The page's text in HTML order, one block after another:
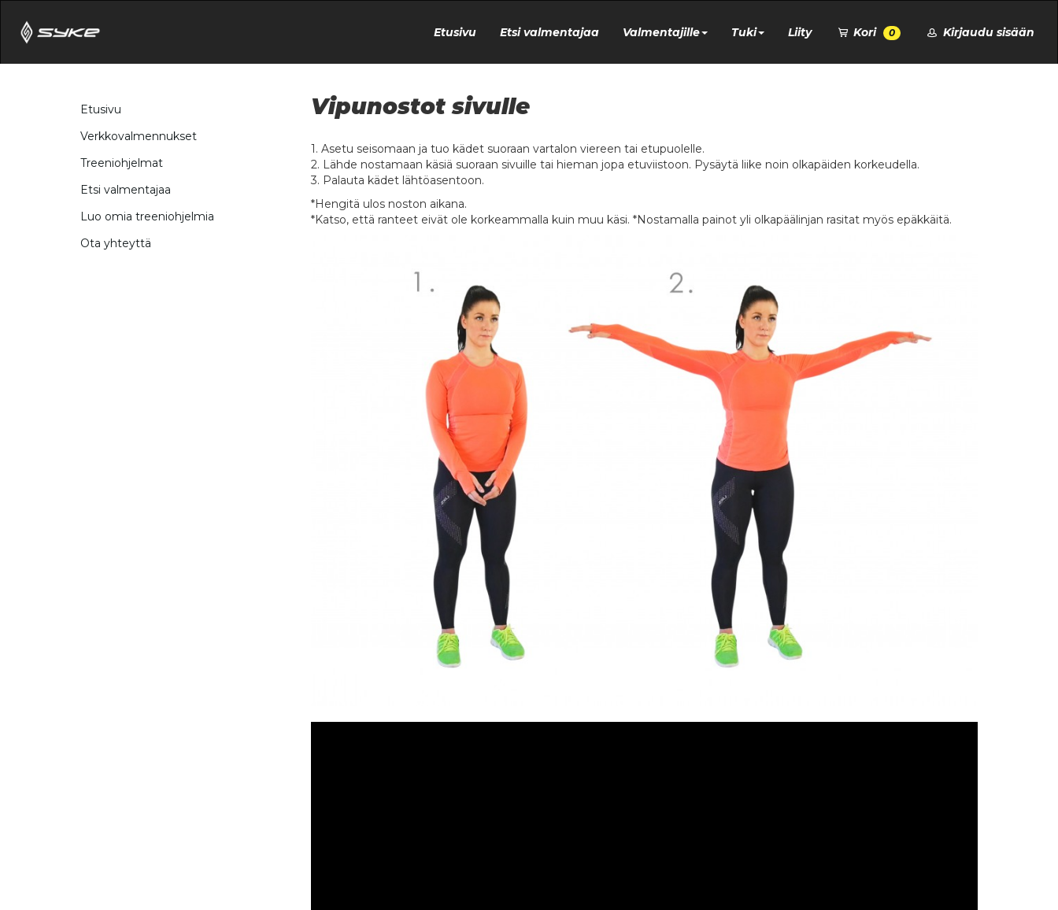
Etusivu Etsi valmentajaa Valmentajille Tuki Liity Kori 0 Kirjaudu sisään
Etusivu
Verkkovalmennukset
Treeniohjelmat
Etsi valmentajaa
Luo omia treeniohjelmia
Ota yhteyttä
Vipunostot sivulle
1. Asetu seisomaan ja tuo kädet suoraan vartalon viereen tai etupuolelle.
2. Lähde nostamaan käsiä suoraan sivuille tai hieman jopa etuviistoon. Pysäytä liike noin olkapäiden korkeudella.
3. Palauta kädet lähtöasentoon.
*Hengitä ulos noston aikana.
*Katso, että ranteet eivät ole korkeammalla kuin muu käsi. *Nostamalla painot yli olkapäälinjan rasitat myös epäkkäitä.